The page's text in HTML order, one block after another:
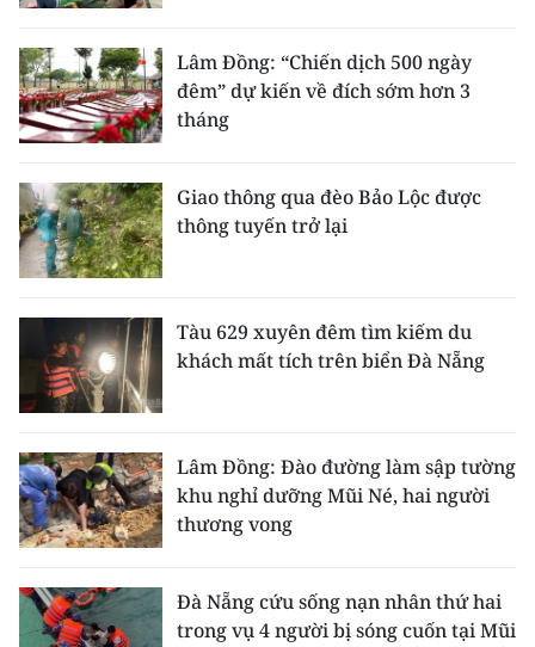
Lâm Đồng: “Chiến dịch 500 ngày
đêm” dự kiến về đích sớm hơn 3
tháng
Giao thông qua đèo Bảo Lộc được
thông tuyến trở lại
Tàu 629 xuyên đêm tìm kiếm du
khách mất tích trên biển Đà Nẵng
Lâm Đồng: Đào đường làm sập tường
khu nghỉ dưỡng Mũi Né, hai người
thương vong
Đà Nẵng cứu sống nạn nhân thứ hai
trong vụ 4 người bị sóng cuốn tại Mũi